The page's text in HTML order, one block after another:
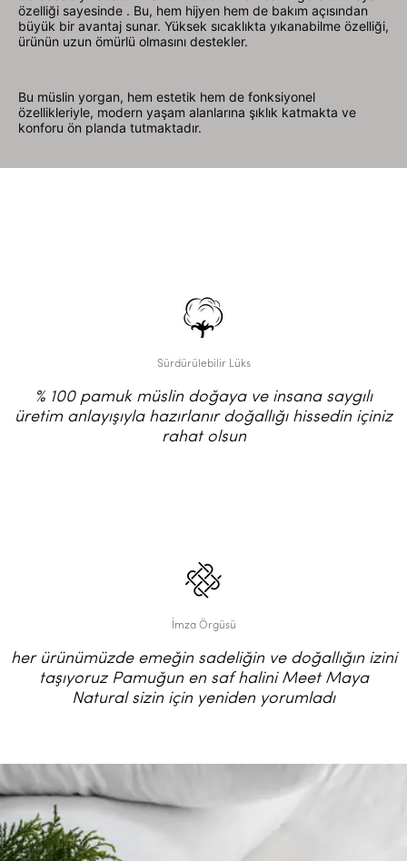
özelliği sayesinde . Bu, hem hijyen hem de bakım açısından
büyük bir avantaj sunar. Yüksek sıcaklıkta yıkanabilme özelliği,
ürünün uzun ömürlü olmasını destekler.
Bu müslin yorgan, hem estetik hem de fonksiyonel
özellikleriyle, modern yaşam alanlarına şıklık katmakta ve
konforu ön planda tutmaktadır.
Sürdürülebilir Lüks
% 100 pamuk müslin doğaya ve insana saygılı
üretim anlayışıyla hazırlanır doğallığı hissedin içiniz
rahat olsun
İmza Örgüsü
her ürünümüzde emeğin sadeliğin ve doğallığın izini
taşıyoruz Pamuğun en saf halini Meet Maya
Natural sizin için yeniden yorumladı